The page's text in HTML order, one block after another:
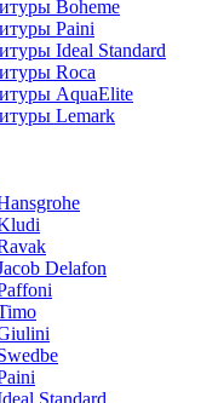
Boheme
Paini
Ideal Standard
Roca
AquaElite
Lemark
Delafon
Standard